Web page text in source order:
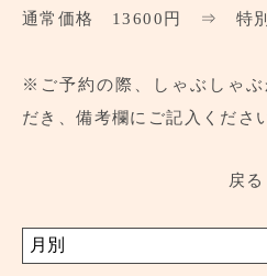
通常価格 13600円 ⇒ 特
※ご予約の際、しゃぶしゃ
だき、備考欄にご記入くださ
戻る